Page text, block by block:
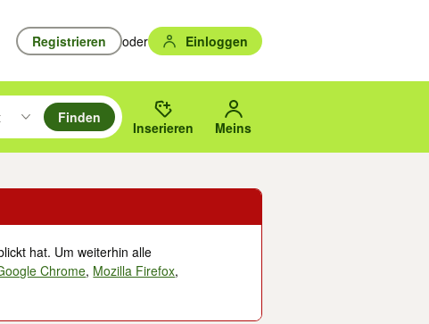
Registrieren oder Einloggen
durchsuchen und mit Eingabetaste auswählen.
um zu suchen, oder Vorschläge mit den Pfeiltasten nach oben/
des gewählten Orts oder PLZ.
Finden
Inserieren Meins
hat. Um weiterhin alle
Chrome, Mozilla Firefox,